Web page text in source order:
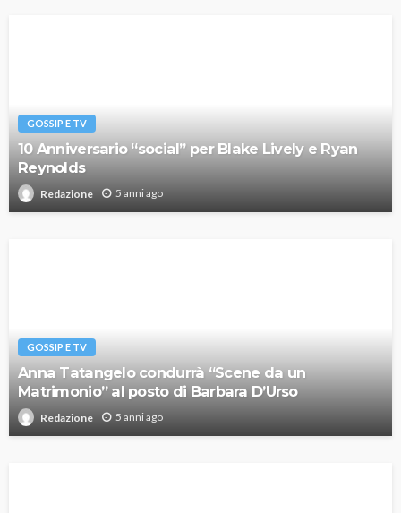
GOSSIP E TV
10 Anniversario “social” per Blake Lively e Ryan
Reynolds
Redazione 5 anni ago
GOSSIP E TV
Anna Tatangelo condurrà “Scene da un
Matrimonio” al posto di Barbara D’Urso
Redazione 5 anni ago